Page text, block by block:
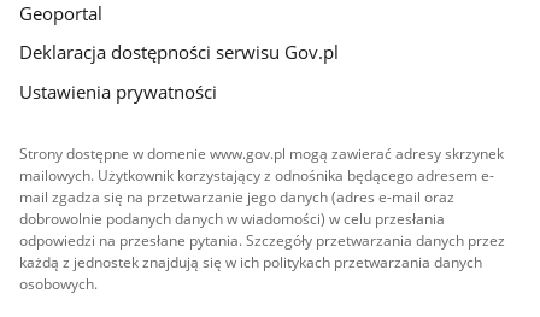
Geoportal
Deklaracja dostępności serwisu Gov.pl
Ustawienia prywatności
Strony dostępne w domenie www.gov.pl mogą zawierać adresy skrzynek
mailowych. Użytkownik korzystający z odnośnika będącego adresem e-
mail zgadza się na przetwarzanie jego danych (adres e-mail oraz
dobrowolnie podanych danych w wiadomości) w celu przesłania
odpowiedzi na przesłane pytania. Szczegóły przetwarzania danych przez
każdą z jednostek znajdują się w ich politykach przetwarzania danych
osobowych.